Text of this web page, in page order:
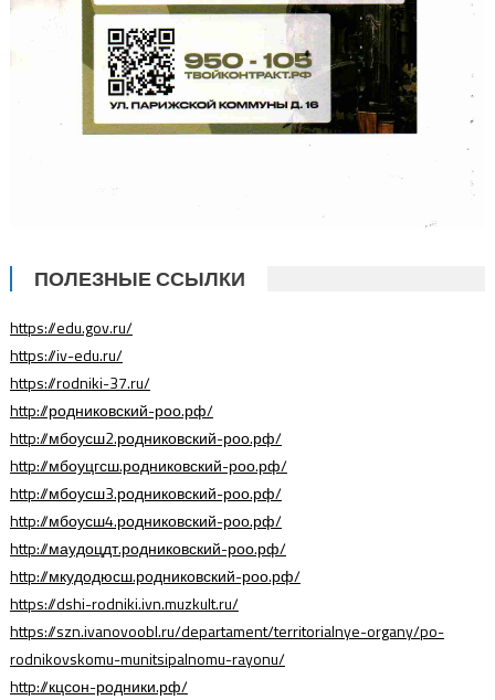
ПОЛЕЗНЫЕ ССЫЛКИ
https://edu.gov.ru/
https://iv-edu.ru/
https://rodniki-37.ru/
http://родниковский-роо.рф/
http://мбоусш2.родниковский-роо.рф/
http://мбоуцгсш.родниковский-роо.рф/
http://мбоусш3.родниковский-роо.рф/
http://мбоусш4.родниковский-роо.рф/
http://маудоцдт.родниковский-роо.рф/
http://мкудодюсш.родниковский-роо.рф/
https://dshi-rodniki.ivn.muzkult.ru/
https://szn.ivanovoobl.ru/departament/territorialnye-organy/po-
rodnikovskomu-munitsipalnomu-rayonu/
http://кцсон-родники.рф/